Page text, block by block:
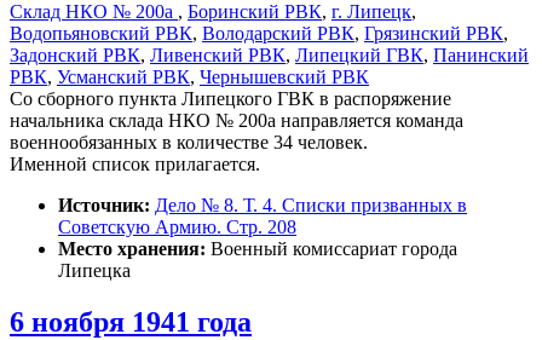
Склад НКО № 200а , Боринский РВК, г. Липецк,
Водопьяновский РВК, Володарский РВК, Грязинский РВК,
Задонский РВК, Ливенский РВК, Липецкий ГВК, Панинский
РВК, Усманский РВК, Чернышевский РВК
Со сборного пункта Липецкого ГВК в распоряжение
начальника склада НКО № 200а направляется команда
военнообязанных в количестве 34 человек.
Именной список прилагается.
Источник: Дело № 8. Т. 4. Списки призванных в
Советскую Армию. Стр. 208
Место хранения: Военный комиссариат города
Липецка
6 ноября 1941 года